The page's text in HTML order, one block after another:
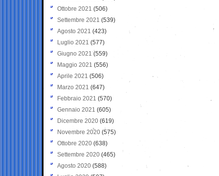
Ottobre 2021 (506)
Settembre 2021 (539)
Agosto 2021 (423)
Luglio 2021 (577)
Giugno 2021(559)
Maggio 2021 (556)
Aprile 2021 (506)
Marzo 2021 (647)
Febbraio 2021 (570)
Gennaio 2021 (605)
Dicembre 2020 (619)
Novembre 2020 (575)
Ottobre 2020 (638)
Settembre 2020(465)
Agosto 2020 (588)